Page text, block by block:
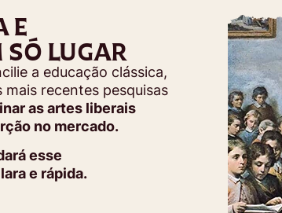
E
LUGAR
a educação clássica,
recentes pesquisas
as artes liberais
no mercado.
esse
e rápida.